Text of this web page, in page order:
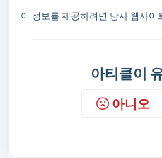
이 정보를 제공하려면 당사 웹사이
아티클이
아니오